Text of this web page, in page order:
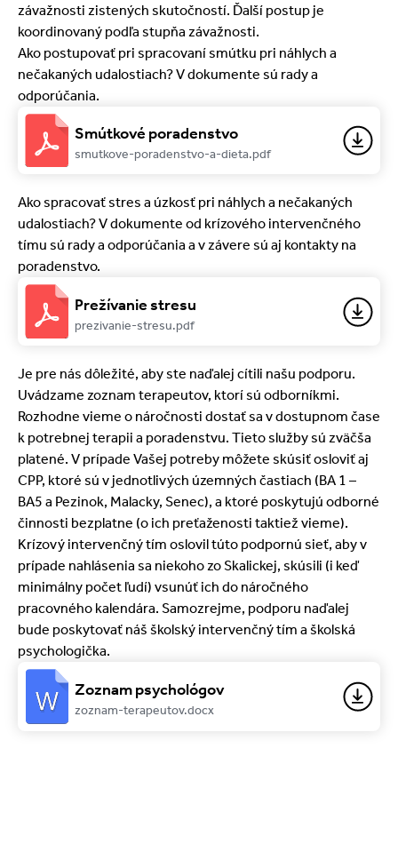
závažnosti zistených skutočností. Ďalší postup je
koordinovaný podľa stupňa závažnosti.
Ako postupovať pri spracovaní smútku pri náhlych a
nečakaných udalostiach? V dokumente sú rady a
odporúčania.
Smútkové poradenstvo
smutkove-poradenstvo-a-dieta.pdf
Ako spracovať stres a úzkosť pri náhlych a nečakaných
udalostiach? V dokumente od krízového intervenčného
tímu sú rady a odporúčania a v závere sú aj kontakty na
poradenstvo.
Prežívanie stresu
prezivanie-stresu.pdf
Je pre nás dôležité, aby ste naďalej cítili našu podporu.
Uvádzame zoznam terapeutov, ktorí sú odborníkmi.
Rozhodne vieme o náročnosti dostať sa v dostupnom čase
k potrebnej terapii a poradenstvu. Tieto služby sú zväčša
platené. V prípade Vašej potreby môžete skúsiť osloviť aj
CPP, ktoré sú v jednotlivých územných častiach (BA 1 –
BA5 a Pezinok, Malacky, Senec), a ktoré poskytujú odborné
činnosti bezplatne (o ich preťaženosti taktiež vieme).
Krízový intervenčný tím oslovil túto podpornú sieť, aby v
prípade nahlásenia sa niekoho zo Skalickej, skúsili (i keď
minimálny počet ľudí) vsunúť ich do náročného
pracovného kalendára. Samozrejme, podporu naďalej
bude poskytovať náš školský intervenčný tím a školská
psychologička.
Zoznam psychológov
zoznam-terapeutov.docx